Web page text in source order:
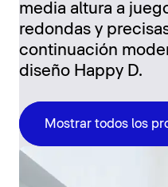
media altura a
redondas y
continuación
diseño Happy D.
Mostrar todos los